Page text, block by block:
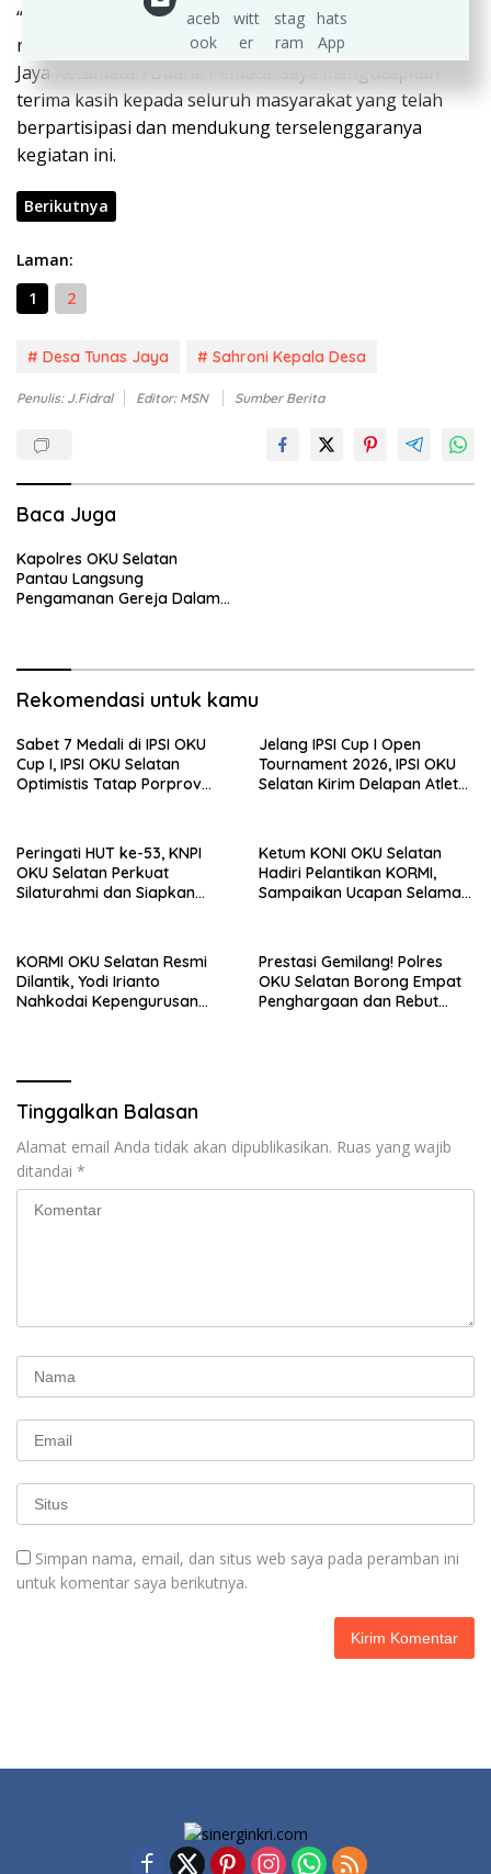
“Pengajian Akbar Rutin Bulan ini sendiri sebagai tuan
rumah kelompok majelis ta’qlim dusun 6 desa Tunas
Jaya Kecamatan Buana Pemaca. Saya mengucapkan
terima kasih kepada seluruh masyarakat yang telah
berpartisipasi dan mendukung terselenggaranya
kegiatan ini.
Berikutnya
Laman:
1
2
# Desa Tunas Jaya # Sahroni Kepala Desa
Penulis: J.Fidral Editor: MSN Sumber Berita
Baca Juga
Kapolres OKU Selatan
Pantau Langsung
Pengamanan Gereja Dalam
Rekomendasi untuk kamu
Sabet 7 Medali di IPSI OKU
Cup I, IPSI OKU Selatan
Optimistis Tatap Porprov
Jelang IPSI Cup I Open
Tournament 2026, IPSI OKU
Selatan Kirim Delapan Atlet
Peringati HUT ke-53, KNPI
OKU Selatan Perkuat
Silaturahmi dan Siapkan
Ketum KONI OKU Selatan
Hadiri Pelantikan KORMI,
Sampaikan Ucapan Selamat
KORMI OKU Selatan Resmi
Dilantik, Yodi Irianto
Nahkodai Kepengurusan
Prestasi Gemilang! Polres
OKU Selatan Borong Empat
Penghargaan dan Rebut
Tinggalkan Balasan
Alamat email Anda tidak akan dipublikasikan. Ruas yang wajib
ditandai *
Simpan nama, email, dan situs web saya pada peramban ini
untuk komentar saya berikutnya.